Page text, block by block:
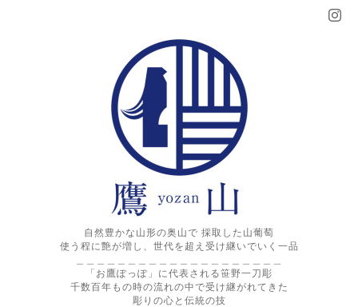
自然豊かな山形の奥山で 採取した山葡萄
使う程に艶が増し、世代を超え受け継いでいく一品
「お鷹ぽっぽ」に代表される笹野一刀彫
千数百年もの時の流れの中で受け継がれてきた
彫りの心と伝統の技